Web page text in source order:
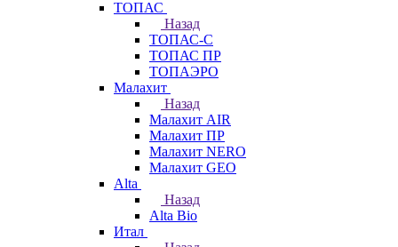
ТОПАС
Назад
ТОПАС-С
ТОПАС ПР
ТОПАЭРО
Малахит
Назад
Малахит AIR
Малахит ПР
Малахит NERO
Малахит GEO
Alta
Назад
Alta Bio
Итал